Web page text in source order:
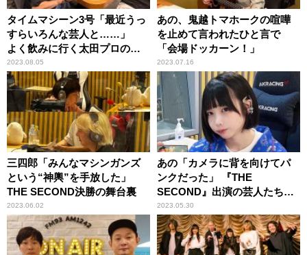
タイムマシーン3号「最近うっ
すらいろんな芸人と……」
よく飲みに行く太田プロの先
輩・後輩芸人を明かす
2023.08.05
あの、鬼越トマホークの喧嘩
を止めて言われたひと言で
「会場ドッカーン！」
2023.07.16
三四郎「みんなマシンガンズ
という“神輿”を手放した」
THE SECOND決勝の舞台裏
2023.06.02
あの「カメラに背を向けてパ
ンクだった」 『THE
SECOND』出演の芸人たちに
感動
2023.05.30